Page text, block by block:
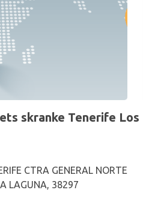
skranke Tenerife
CTRA GENERAL NORTE
LAGUNA, 38297